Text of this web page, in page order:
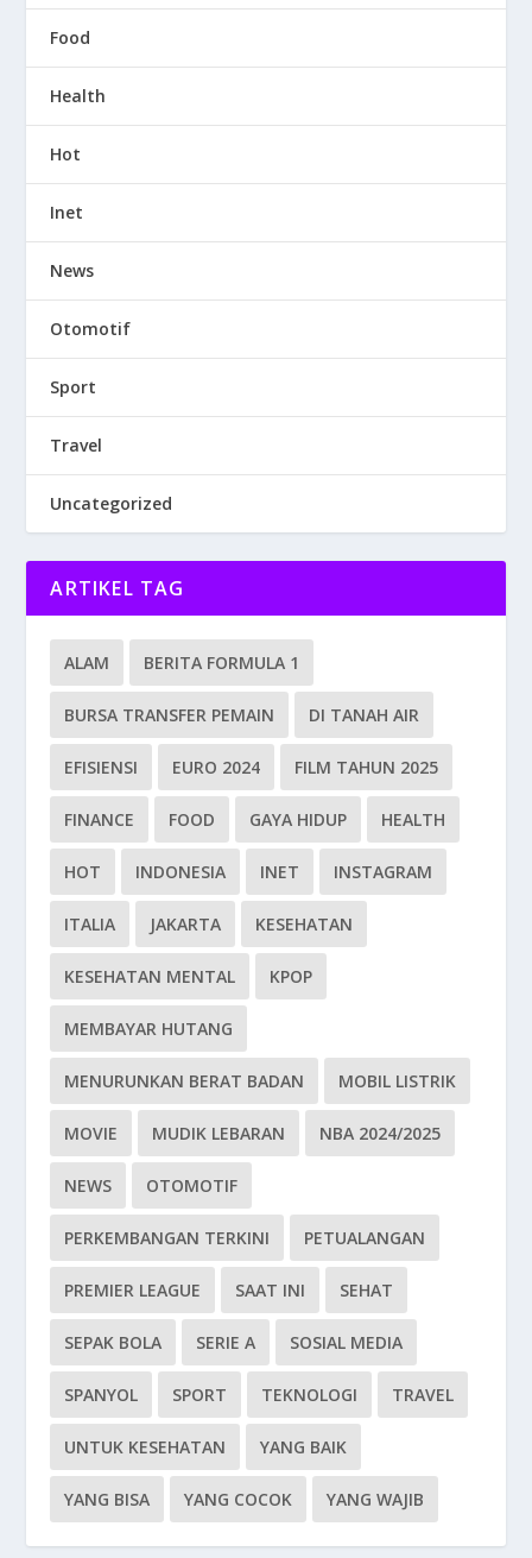
Food
Health
Hot
Inet
News
Otomotif
Sport
Travel
Uncategorized
ARTIKEL TAG
ALAM BERITA FORMULA 1
BURSA TRANSFER PEMAIN DI TANAH AIR
EFISIENSI EURO 2024 FILM TAHUN 2025
FINANCE FOOD GAYA HIDUP HEALTH
HOT INDONESIA INET INSTAGRAM
ITALIA JAKARTA KESEHATAN
KESEHATAN MENTAL KPOP
MEMBAYAR HUTANG
MENURUNKAN BERAT BADAN MOBIL LISTRIK
MOVIE MUDIK LEBARAN NBA 2024/2025
NEWS OTOMOTIF
PERKEMBANGAN TERKINI PETUALANGAN
PREMIER LEAGUE SAAT INI SEHAT
SEPAK BOLA SERIE A SOSIAL MEDIA
SPANYOL SPORT TEKNOLOGI TRAVEL
UNTUK KESEHATAN YANG BAIK
YANG BISA YANG COCOK YANG WAJIB